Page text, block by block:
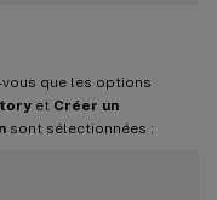
que les options
et Créer un
sont sélectionnées :